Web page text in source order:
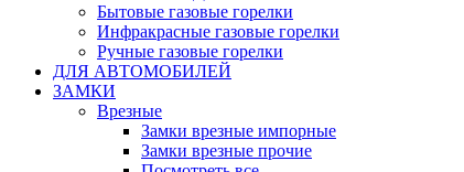
Бытовые газовые горелки
Инфракрасные газовые горелки
Ручные газовые горелки
ДЛЯ АВТОМОБИЛЕЙ
ЗАМКИ
Врезные
Замки врезные импорные
Замки врезные прочие